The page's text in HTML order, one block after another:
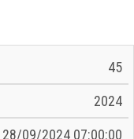
45
2024
28/09/2024 07:00:00